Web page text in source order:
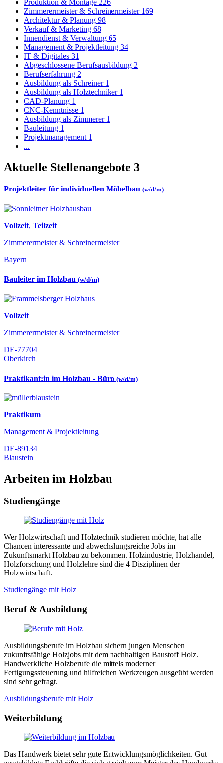
Produktion & Montage 226
Zimmerermeister & Schreinermeister 169
Architektur & Planung 98
Verkauf & Marketing 68
Innendienst & Verwaltung 65
Management & Projektleitung 34
IT & Digitales 31
Abgeschlossene Berufsausbildung 2
Berufserfahrung 2
Ausbildung als Schreiner 1
Ausbildung als Holztechniker 1
CAD-Planung 1
CNC-Kenntnisse 1
Ausbildung als Zimmerer 1
Bauleitung 1
Projektmanagement 1
...
Aktuelle Stellenangebote 3
Projektleiter für individuellen Möbelbau (w/d/m)
Vollzeit, Teilzeit
Zimmerermeister & Schreinermeister
Bayern
Bauleiter im Holzbau (w/d/m)
Vollzeit
Zimmerermeister & Schreinermeister
DE-77704
Oberkirch
Praktikant:in im Holzbau - Büro (w/d/m)
Praktikum
Management & Projektleitung
DE-89134
Blaustein
Arbeiten im Holzbau
Studiengänge
Wer Holzwirtschaft und Holztechnik studieren möchte, hat alle
Chancen interessante und abwechslungsreiche Jobs im
Zukunftsmarkt Holzbau zu bekommen. Holzindustrie, Holzhandel,
Holzforschung und Holzlehre sind die 4 Disziplinen der
Holzwirtschaft.
Studiengänge mit Holz
Beruf & Ausbildung
Ausbildungsberufe im Holzbau sichern jungen Menschen
zukunftsfähige Holzjobs mit dem nachhaltigen Baustoff Holz.
Handwerkliche Holzberufe die mittels moderner
Fertigungssteuerung und hilfreichen Werkzeugen ausgeübt werden
sind sehr gefragt.
Ausbildungsberufe mit Holz
Weiterbildung
Das Handwerk bietet sehr gute Entwicklungsmöglichkeiten. Gut